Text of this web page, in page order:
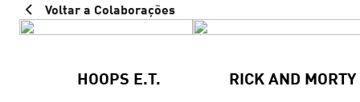
Voltar a Colaborações
HOOPS E.T. RICK AND MORTY